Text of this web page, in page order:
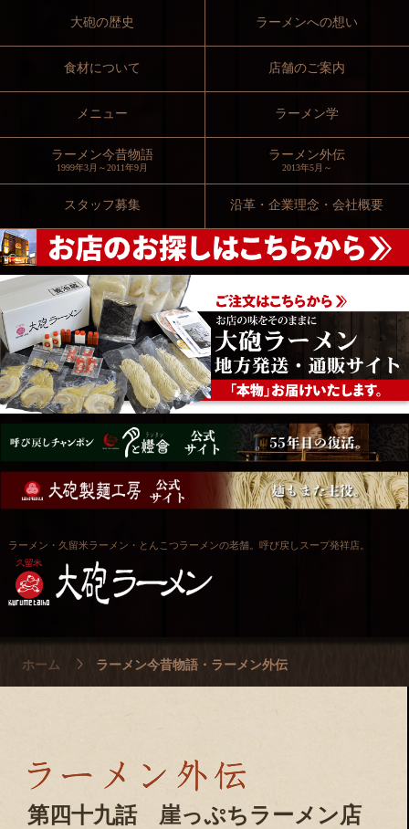
大砲の歴史 ラーメンへの想い
食材について 店舗のご案内
メニュー ラーメン学
ラーメン今昔物語
1999年3月～2011年9月
ラーメン外伝
2013年5月～
スタッフ募集 沿革・企業理念・会社概要
ラーメン・久留米ラーメン・とんこつラーメンの老舗。呼び戻しスープ発祥店。
ホーム ラーメン今昔物語・ラーメン外伝
第四十九話 崖っぷちラーメン店